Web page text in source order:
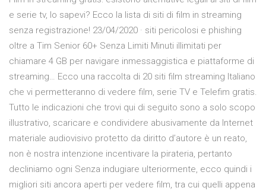
e serie tv, lo sapevi? Ecco la lista di siti di film in streaming
senza registrazione! 23/04/2020 · siti pericolosi e phishing
oltre a Tim Senior 60+ Senza Limiti Minuti illimitati per
chiamare 4 GB per navigare inmessaggistica e piattaforme di
streaming… Ecco una raccolta di 20 siti film streaming Italiano
che vi permetteranno di vedere film, serie TV e Telefim gratis.
Tutto le indicazioni che trovi qui di seguito sono a solo scopo
illustrativo, scaricare e condividere abusivamente da Internet
materiale audiovisivo protetto da diritto d’autore è un reato,
non è nostra intenzione incentivare la pirateria, pertanto
decliniamo ogni Senza indugiare ulteriormente, ecco quindi i
migliori siti ancora aperti per vedere film, tra cui quelli appena